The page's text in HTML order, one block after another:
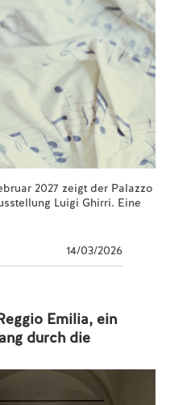
2027 zeigt der Palazzo
Luigi Ghirri. Eine
14/03/2026
Emilia, ein
durch die